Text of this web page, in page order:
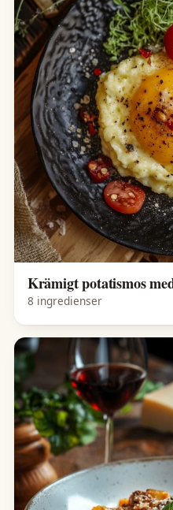
Krämigt potatismos
8 ingredienser